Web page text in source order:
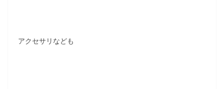
アクセサリなども